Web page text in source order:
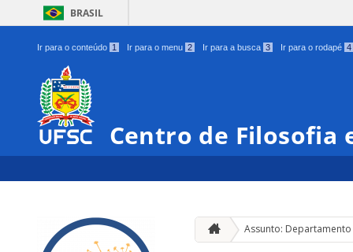
BRASIL
Ir para o conteúdo 1 Ir para o menu 2 Ir para a busca 3 Ir para o rodapé 4
Centro de Filosofia
Assunto: Departamento